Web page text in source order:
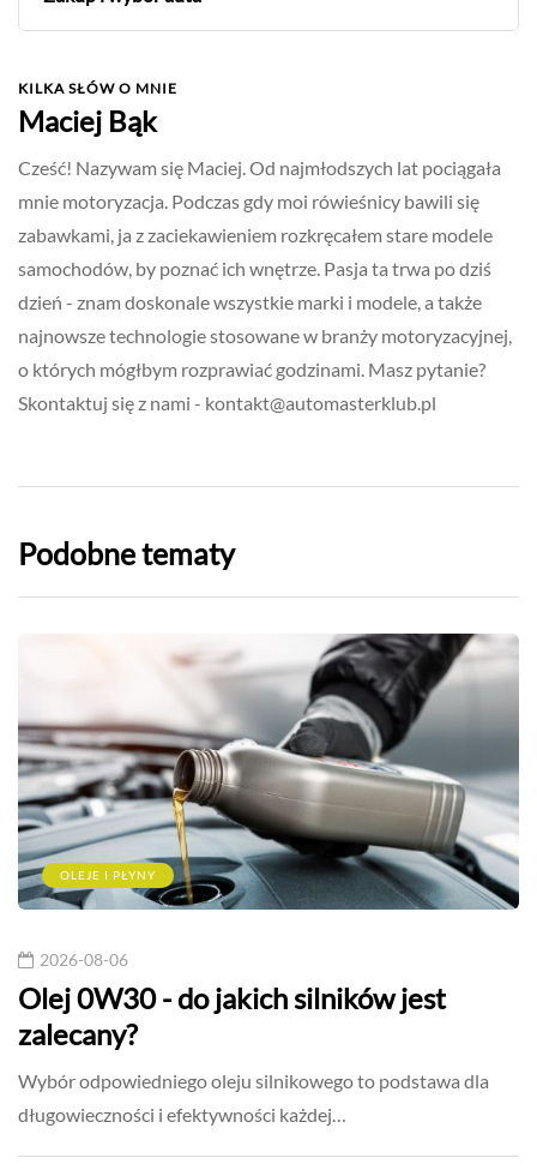
KILKA SŁÓW O MNIE
Maciej Bąk
Cześć! Nazywam się Maciej. Od najmłodszych lat pociągała
mnie motoryzacja. Podczas gdy moi rówieśnicy bawili się
zabawkami, ja z zaciekawieniem rozkręcałem stare modele
samochodów, by poznać ich wnętrze. Pasja ta trwa po dziś
dzień - znam doskonale wszystkie marki i modele, a także
najnowsze technologie stosowane w branży motoryzacyjnej,
o których mógłbym rozprawiać godzinami. Masz pytanie?
Skontaktuj się z nami - kontakt@automasterklub.pl
Podobne tematy
OLEJE I PŁYNY
2026-08-06
Olej 0W30 - do jakich silników jest
zalecany?
Wybór odpowiedniego oleju silnikowego to podstawa dla
długowieczności i efektywności każdej…